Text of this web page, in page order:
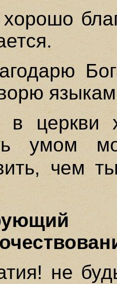
в церкви
умом
чем
не